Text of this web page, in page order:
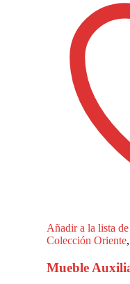
Añadir a la lista de
Colección Oriente
Mueble